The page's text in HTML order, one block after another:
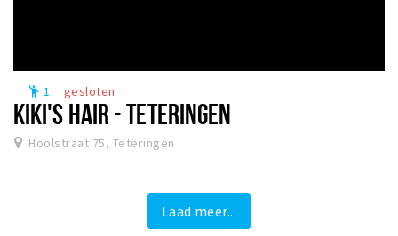
emoji_people 1 gesloten
KIKI'S HAIR - TETERINGEN
Hoolstraat 75, Teteringen
Laad meer...